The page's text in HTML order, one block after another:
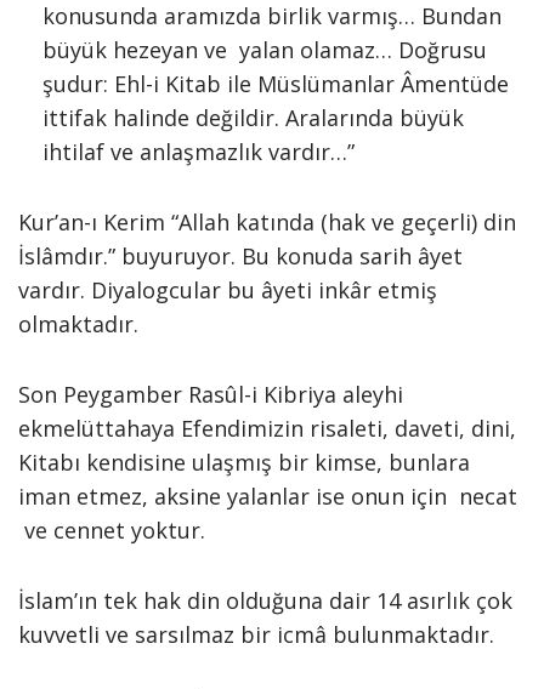
konusunda aramızda birlik varmış… Bundan
büyük hezeyan ve yalan olamaz… Doğrusu
şudur: Ehl-i Kitab ile Müslümanlar Âmentüde
ittifak halinde değildir. Aralarında büyük
ihtilaf ve anlaşmazlık vardır…”
Kur’an-ı Kerim “Allah katında (hak ve geçerli) din
İslâmdır.” buyuruyor. Bu konuda sarih âyet
vardır. Diyalogcular bu âyeti inkâr etmiş
olmaktadır.
Son Peygamber Rasûl-i Kibriya aleyhi
ekmelüttahaya Efendimizin risaleti, daveti, dini,
Kitabı kendisine ulaşmış bir kimse, bunlara
iman etmez, aksine yalanlar ise onun için necat
ve cennet yoktur.
İslam’ın tek hak din olduğuna dair 14 asırlık çok
kuvvetli ve sarsılmaz bir icmâ bulunmaktadır.